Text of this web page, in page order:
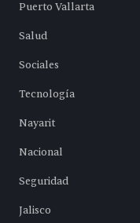
Puerto Vallarta
Salud
Sociales
Tecnología
Nayarit
Nacional
Seguridad
Jalisco